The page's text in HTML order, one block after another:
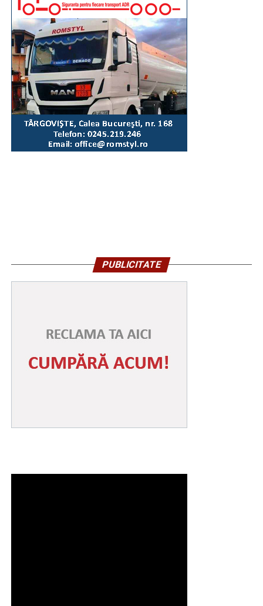
PUBLICITATE